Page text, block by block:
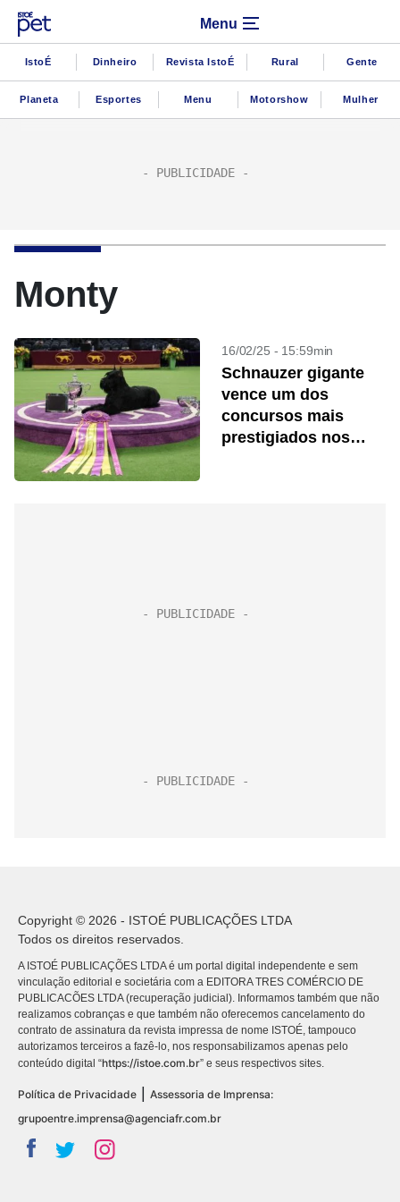
Menu
IstoÉ Dinheiro Revista IstoÉ Rural Gente
Planeta Esportes Menu Motorshow Mulher
Monty
16/02/25 - 15:59min
Schnauzer gigante
vence um dos
concursos mais
prestigiados nos
Copyright © 2026 - ISTOÉ PUBLICAÇÕES LTDA
Todos os direitos reservados.
A ISTOÉ PUBLICAÇÕES LTDA é um portal digital independente e sem
vinculação editorial e societária com a EDITORA TRES COMÉRCIO DE
PUBLICACÕES LTDA (recuperação judicial). Informamos também que não
realizamos cobranças e que também não oferecemos cancelamento do
contrato de assinatura da revista impressa de nome ISTOÉ, tampouco
autorizamos terceiros a fazê-lo, nos responsabilizamos apenas pelo
conteúdo digital “https://istoe.com.br” e seus respectivos sites.
Política de Privacidade
Assessoria de Imprensa:
grupoentre.imprensa@agenciafr.com.br